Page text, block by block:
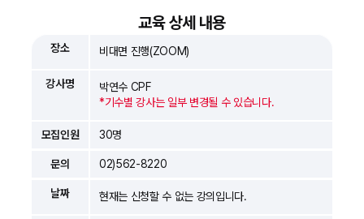
교육 상세 내용
장소 비대면 진행(ZOOM)
강사명
박연수 CPF
*기수별 강사는 일부 변경될 수 있습니다.
모집인원 30명
문의 02)562-8220
날짜 현재는 신청할 수 없는 강의입니다.